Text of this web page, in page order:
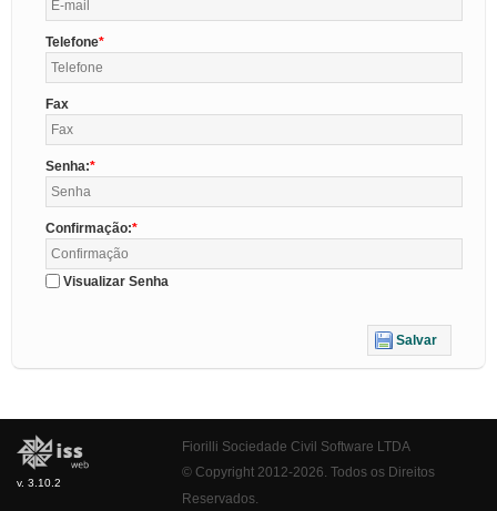
Telefone
Fax
Senha:
Confirmação:
Visualizar Senha
Salvar
v. 3.10.2
Fiorilli Sociedade Civil Software LTDA
© Copyright 2012-2026. Todos os Direitos
Reservados.